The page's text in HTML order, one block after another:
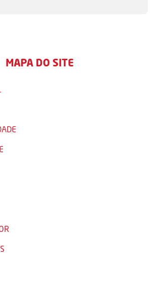
MAPA DO SITE